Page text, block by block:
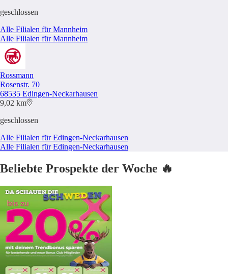
geschlossen
Alle Filialen für Mannheim
Alle Filialen für Mannheim
Rossmann
Rosenstr. 70
68535 Edingen-Neckarhausen
9,02 km
geschlossen
Alle Filialen für Edingen-Neckarhausen
Alle Filialen für Edingen-Neckarhausen
Beliebte Prospekte der Woche 🔥